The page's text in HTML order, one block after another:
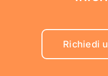
Richiedi